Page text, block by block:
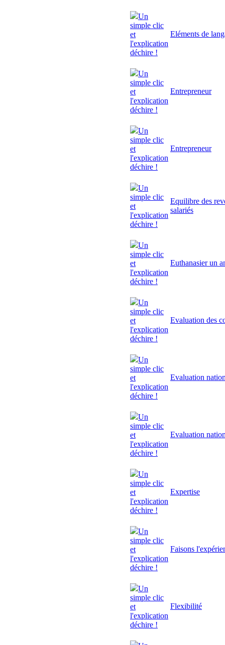
Un
simple clic
et
l'explication
déchire !
Eléments de
Un
simple clic
et
l'explication
déchire !
Entrepreneur
Un
simple clic
et
l'explication
déchire !
Entrepreneur
Un
simple clic
et
l'explication
déchire !
Equilibre des
salariés
Un
simple clic
et
l'explication
déchire !
Euthanasier un
Un
simple clic
et
l'explication
déchire !
Evaluation des
Un
simple clic
et
l'explication
déchire !
Evaluation
Un
simple clic
et
l'explication
déchire !
Evaluation
Un
simple clic
et
l'explication
déchire !
Expertise
Un
simple clic
et
l'explication
déchire !
Faisons
Un
simple clic
et
l'explication
déchire !
Flexibilité